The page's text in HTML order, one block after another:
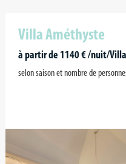
Villa Améthyste
à partir de 1140 € /nuit/Villa
selon saison et nombre de